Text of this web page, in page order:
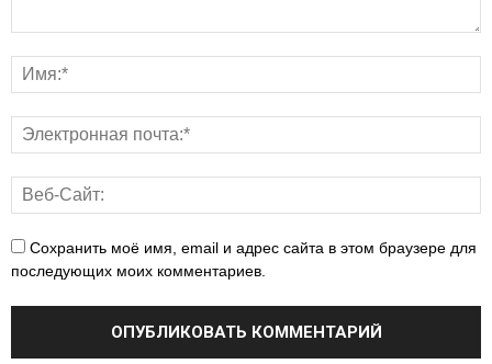
Сохранить моё имя, email и адрес сайта в этом браузере для
последующих моих комментариев.